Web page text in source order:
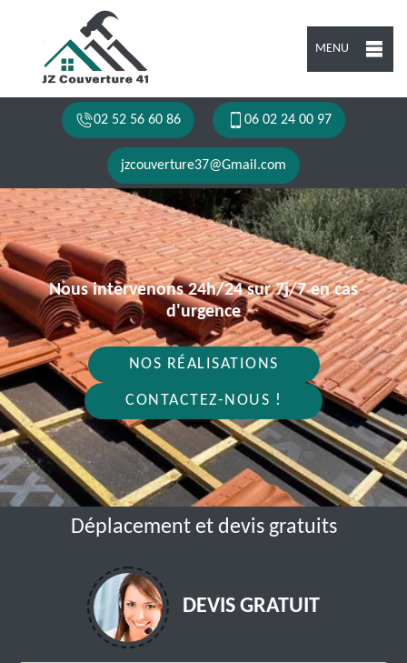
MENU
02 52 56 60 86 06 02 24 00 97
jzcouverture37@Gmail.com
Nous intervenons 24h/24 sur 7j/7 en cas
d'urgence
NOS RÉALISATIONS
CONTACTEZ-NOUS !
Déplacement et devis gratuits
DEVIS GRATUIT